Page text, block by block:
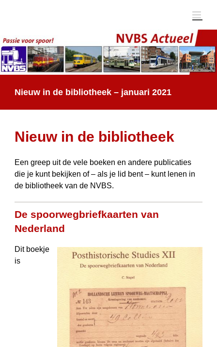
Nieuw in de bibliotheek – januari 2021
Nieuw in de bibliotheek
Een greep uit de vele boeken en andere publicaties
die je kunt bekijken of – als je lid bent – kunt lenen in
de bibliotheek van de NVBS.
De spoorwegbriefkaarten van
Nederland
Dit boekje
is